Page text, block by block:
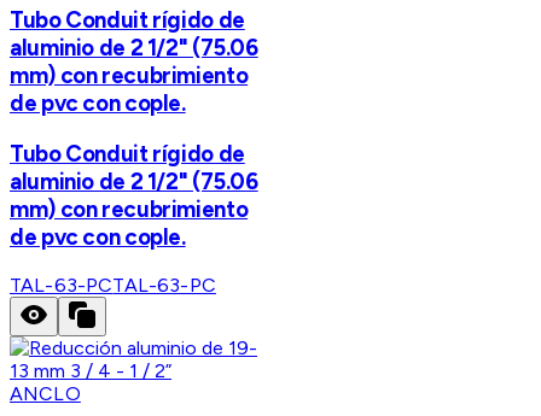
Tubo Conduit rígido de
aluminio de 2 1/2" (75.06
mm) con recubrimiento
de pvc con cople.
Tubo Conduit rígido de
aluminio de 2 1/2" (75.06
mm) con recubrimiento
de pvc con cople.
TAL-63-PCTAL-63-PC
ANCLO